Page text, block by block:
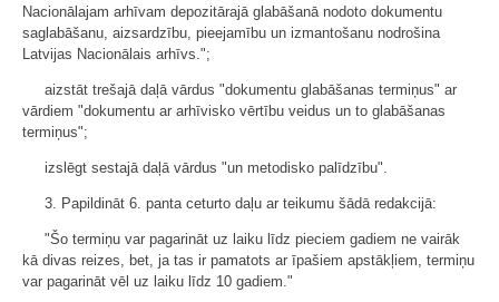
Nacionālajam arhīvam depozitārajā glabāšanā nodoto dokumentu
saglabāšanu, aizsardzību, pieejamību un izmantošanu nodrošina
Latvijas Nacionālais arhīvs.";
aizstāt trešajā daļā vārdus "dokumentu glabāšanas termiņus" ar
vārdiem "dokumentu ar arhīvisko vērtību veidus un to glabāšanas
termiņus";
izslēgt sestajā daļā vārdus "un metodisko palīdzību".
3. Papildināt 6. panta ceturto daļu ar teikumu šādā redakcijā:
"Šo termiņu var pagarināt uz laiku līdz pieciem gadiem ne vairāk
kā divas reizes, bet, ja tas ir pamatots ar īpašiem apstākļiem, termiņu
var pagarināt vēl uz laiku līdz 10 gadiem."